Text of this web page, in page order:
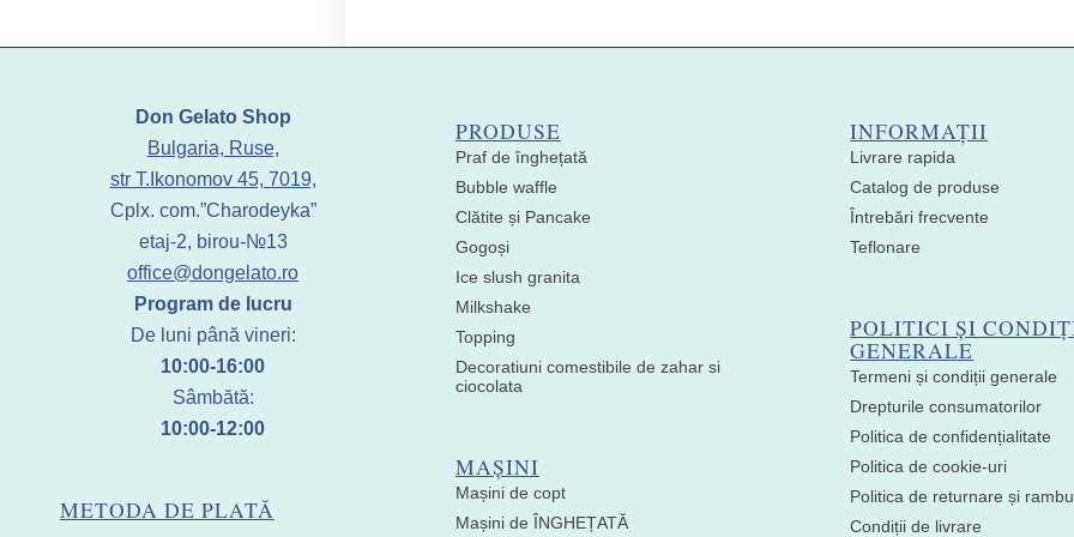
Don Gelato Shop
Bulgaria, Ruse,
str T.Ikonomov 45, 7019,
Cplx. com.”Charodeyka”
etaj-2, birou-№13
office@dongelato.ro
Program de lucru
De luni până vineri:
10:00-16:00
Sâmbătă:
10:00-12:00
METODA DE PLATĂ
PRODUSE
Praf de înghețată
Bubble waffle
Clătite și Pancake
Gogoși
Ice slush granita
Milkshake
Topping
Decoratiuni comestibile de zahar si
ciocolata
MAȘINI
Mașini de copt
Mașini de ÎNGHEȚATĂ
INFORMAȚII
Livrare rapida
Catalog de produse
Întrebări frecvente
Teflonare
POLITICI ȘI
GENERALE
Termeni și condiții generale
Drepturile consumatorilor
Politica de confidențialitate
Politica de cookie-uri
Politica de returnare și
Condiții de livrare